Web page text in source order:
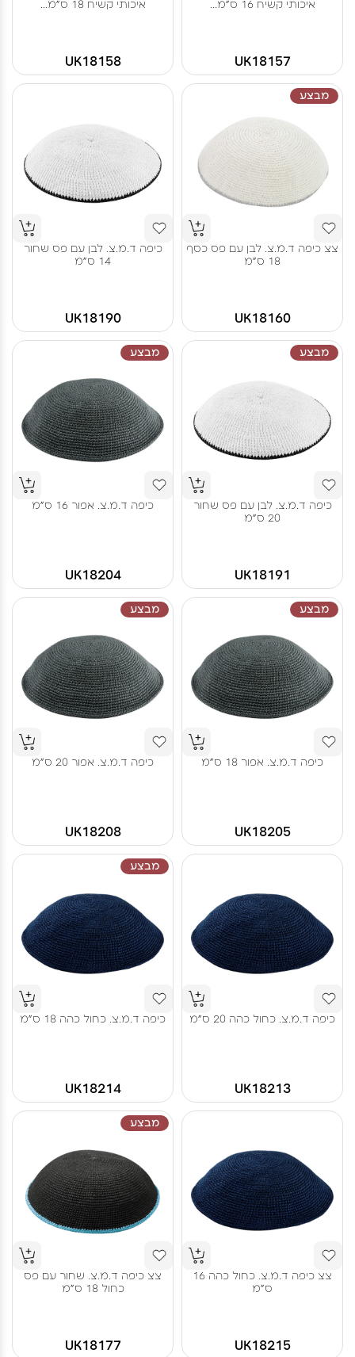
איכותי קשיח 16 ס"מ...
UK18157
איכותי קשיח 18 ס"מ...
UK18158
מבצע
צצ כיפה ד.מ.צ. לבן עם פס כסף
18 ס"מ
UK18160
כיפה ד.מ.צ. לבן עם פס שחור
14 ס"מ
UK18190
מבצע
כיפה ד.מ.צ. לבן עם פס שחור
20 ס"מ
UK18191
מבצע
כיפה ד.מ.צ. אפור 16 ס"מ
UK18204
מבצע
כיפה ד.מ.צ. אפור 18 ס"מ
UK18205
מבצע
כיפה ד.מ.צ. אפור 20 ס"מ
UK18208
כיפה ד.מ.צ. כחול כהה 20 ס"מ
UK18213
מבצע
כיפה ד.מ.צ. כחול כהה 18 ס"מ
UK18214
צצ כיפה ד.מ.צ. כחול כהה 16
ס"מ
UK18215
מבצע
צצ כיפה ד.מ.צ. שחור עם פס
כחול 18 ס"מ
UK18177